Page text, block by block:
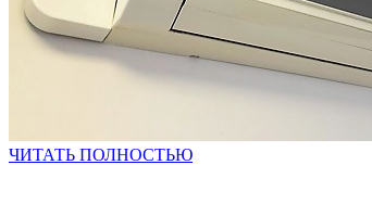
ЧИТАТЬ ПОЛНОСТЬЮ